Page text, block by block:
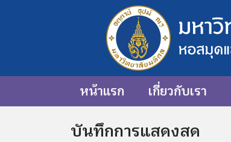
หน้าแรก เกี่ยวกับเรา
บันทึกการแสดงสด